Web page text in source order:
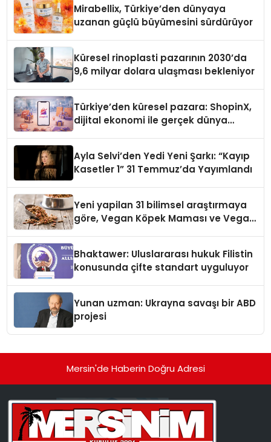
Mirabellix, Türkiye’den dünyaya
uzanan güçlü büyümesini sürdürüyor
Küresel rinoplasti pazarının 2030’da
9,6 milyar dolara ulaşması bekleniyor
Türkiye’den küresel pazara: ShopinX,
dijital ekonomi ile gerçek dünya
Ayla Selvi’den Yedi Yeni Şarkı: “Kayıp
Kasetler 1” 31 Temmuz’da Yayımlandı
Yeni yapilan 31 bilimsel araştırmaya
göre, Vegan Köpek Maması ve Vegan
Bhaktawer: Uluslararası hukuk Filistin
konusunda çifte standart uyguluyor
Yunan uzman: Ukrayna savaşı bir ABD
projesi
Mersin'de Haberin Doğru Adresi